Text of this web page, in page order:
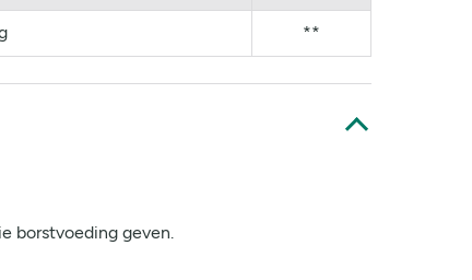
**
borstvoeding geven.